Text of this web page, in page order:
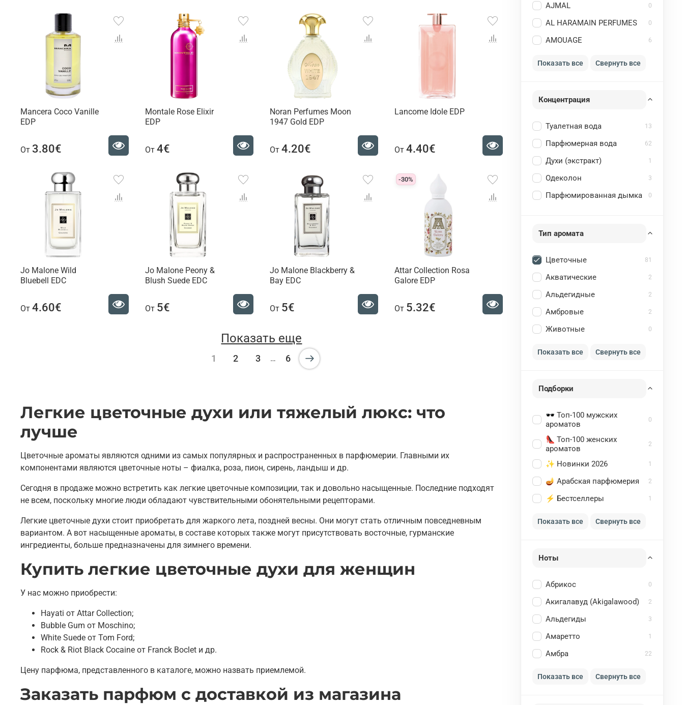
Mancera Coco Vanille
EDP
От 3.80€
Montale Rose Elixir
EDP
От 4€
Noran Perfumes Moon
1947 Gold EDP
От 4.20€
Lancome Idole EDP
От 4.40€
Jo Malone Wild
Bluebell EDC
От 4.60€
Jo Malone Peony &
Blush Suede EDC
От 5€
Jo Malone Blackberry &
Bay EDC
От 5€
-30%
Attar Collection Rosa
Galore EDP
От 5.32€
Показать еще
1 2 3 … 6
Легкие цветочные духи или тяжелый люкс: что
лучше
Цветочные ароматы являются одними из самых популярных и распространенных в парфюмерии. Главными их
компонентами являются цветочные ноты – фиалка, роза, пион, сирень, ландыш и др.
Сегодня в продаже можно встретить как легкие цветочные композиции, так и довольно насыщенные. Последние подходят
не всем, поскольку многие люди обладают чувствительными обонятельными рецепторами.
Легкие цветочные духи стоит приобретать для жаркого лета, поздней весны. Они могут стать отличным повседневным
вариантом. А вот насыщенные ароматы, в составе которых также могут присутствовать восточные, гурманские
ингредиенты, больше предназначены для зимнего времени.
Купить легкие цветочные духи для женщин
У нас можно приобрести:
Hayati от Attar Collection;
Bubble Gum от Moschino;
White Suede от Tom Ford;
Rock & Riot Black Cocaine от Franck Boclet и др.
Цену парфюма, представленного в каталоге, можно назвать приемлемой.
Заказать парфюм с доставкой из магазина
AJMAL 0
AL HARAMAIN PERFUMES 0
AMOUAGE 6
Показать все Свернуть все
Концентрация
Туалетная вода 13
Парфюмерная вода 62
Духи (экстракт) 1
Одеколон 3
Парфюмированная дымка 0
Тип аромата
Цветочные 81
Акватические 2
Альдегидные 2
Амбровые 2
Животные 0
Показать все Свернуть все
Подборки
🕶️ Топ-100 мужских
ароматов
0
👠 Топ-100 женских
ароматов
2
✨ Новинки 2026 1
🪔 Арабская парфюмерия 2
⚡ Бестселлеры 1
Показать все Свернуть все
Ноты
Абрикос 0
Акигалавуд (Akigalawood) 2
Альдегиды 3
Амаретто 1
Амбра 22
Показать все Свернуть все